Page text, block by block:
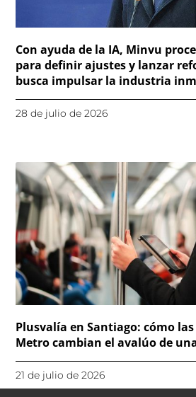
Con ayuda de la IA, Minvu
para definir ajustes y lanzar
busca impulsar la industria
28 de julio de 2026
Plusvalía en Santiago: cómo
Metro cambian el avalúo de
21 de julio de 2026